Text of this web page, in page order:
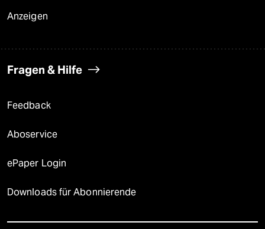
Anzeigen
Fragen & Hilfe
Feedback
Aboservice
ePaper Login
Downloads für Abonnierende